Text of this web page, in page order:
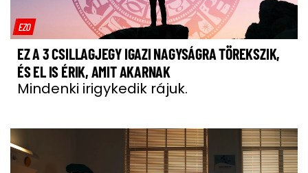
EZO
EZ A 3 CSILLAGJEGY IGAZI NAGYSÁGRA TÖREKSZIK,
ÉS EL IS ÉRIK, AMIT AKARNAK
Mindenki irigykedik rájuk.